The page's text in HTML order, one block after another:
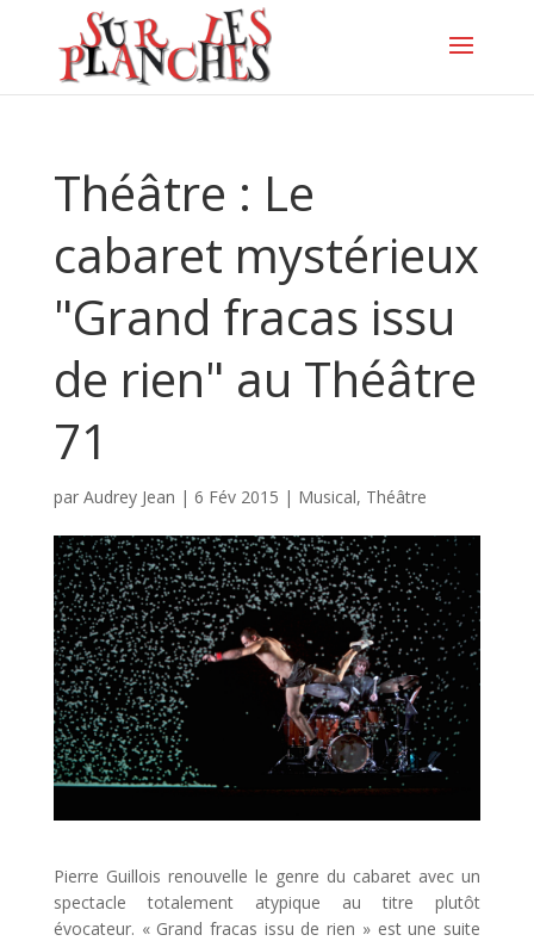
Théâtre : Le
cabaret mystérieux
"Grand fracas issu
de rien" au Théâtre
71
par Audrey Jean | 6 Fév 2015 | Musical, Théâtre
Pierre Guillois renouvelle le genre du cabaret avec un
spectacle totalement atypique au titre plutôt
évocateur. « Grand fracas issu de rien » est une suite